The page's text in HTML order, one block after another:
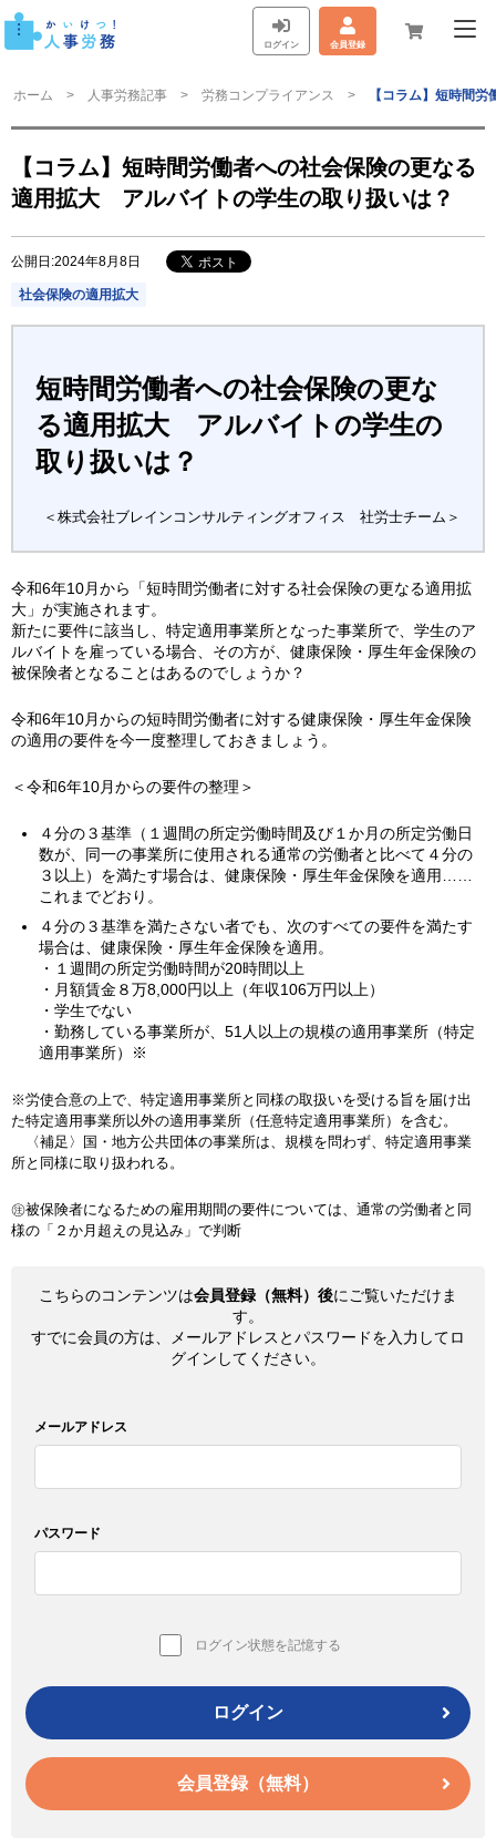
ログイン 会員登録
ホーム 人事労務記事 労務コンプライアンス 【コラム】短時間
【コラム】短時間労働者への社会保険の更なる
適用拡大 アルバイトの学生の取り扱いは？
公開日:2024年8月8日
社会保険の適用拡大
短時間労働者への社会保険の更な
る適用拡大 アルバイトの学生の
取り扱いは？
＜株式会社ブレインコンサルティングオフィス 社労士チーム＞
令和6年10月から「短時間労働者に対する社会保険の更なる適用拡
大」が実施されます。
新たに要件に該当し、特定適用事業所となった事業所で、学生のア
ルバイトを雇っている場合、その方が、健康保険・厚生年金保険の
被保険者となることはあるのでしょうか？
令和6年10月からの短時間労働者に対する健康保険・厚生年金保険
の適用の要件を今一度整理しておきましょう。
＜令和6年10月からの要件の整理＞
４分の３基準（１週間の所定労働時間及び１か月の所定労働日
数が、同一の事業所に使用される通常の労働者と比べて４分の
３以上）を満たす場合は、健康保険・厚生年金保険を適用……
これまでどおり。
４分の３基準を満たさない者でも、次のすべての要件を満たす
場合は、健康保険・厚生年金保険を適用。
・１週間の所定労働時間が20時間以上
・月額賃金８万8,000円以上（年収106万円以上）
・学生でない
・勤務している事業所が、51人以上の規模の適用事業所（特定
適用事業所）※
※労使合意の上で、特定適用事業所と同様の取扱いを受ける旨を届け出
た特定適用事業所以外の適用事業所（任意特定適用事業所）を含む。
〈補足〉国・地方公共団体の事業所は、規模を問わず、特定適用事業
所と同様に取り扱われる。
㊟被保険者になるための雇用期間の要件については、通常の労働者と同
様の「２か月超えの見込み」で判断
こちらのコンテンツは会員登録（無料）後にご覧いただけま
す。
すでに会員の方は、メールアドレスとパスワードを入力してロ
グインしてください。
メールアドレス
パスワード
ログイン状態を記憶する
ログイン
会員登録（無料）